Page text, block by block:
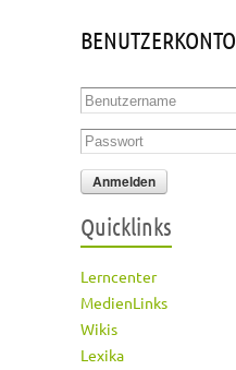
BENUTZERKONTO
Benutzername
Passwort
Quicklinks
Lerncenter
MedienLinks
Wikis
Lexika